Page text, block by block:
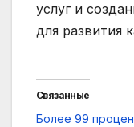
услуг и
для развития
Связанные
Более 99